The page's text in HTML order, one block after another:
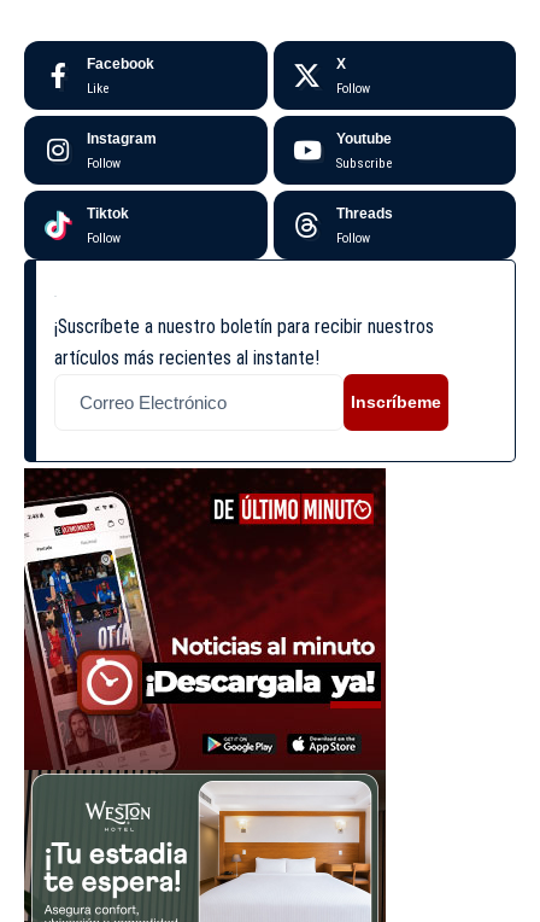
Facebook
Like
X
Follow
Instagram
Follow
Youtube
Subscribe
Tiktok
Follow
Threads
Follow
¡Suscríbete a nuestro boletín para recibir nuestros
artículos más recientes al instante!
Inscríbeme